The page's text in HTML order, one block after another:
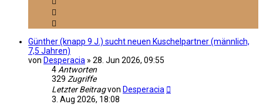
Günther (knapp 9 J.) sucht neuen Kuschelpartner (männlich,
7,5 Jahren)
von Desperacia » 28. Jun 2026, 09:55
4 Antworten
329 Zugriffe
Letzter Beitragvon Desperacia
3. Aug 2026, 18:08